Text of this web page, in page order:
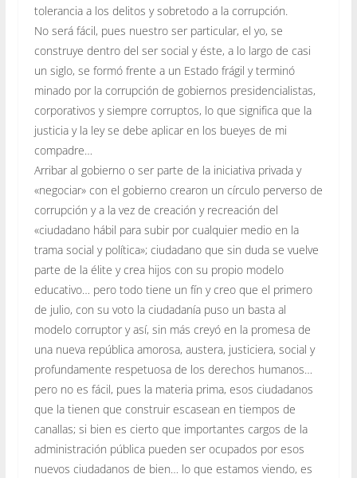
tolerancia a los delitos y sobretodo a la corrupción.
No será fácil, pues nuestro ser particular, el yo, se
construye dentro del ser social y éste, a lo largo de casi
un siglo, se formó frente a un Estado frágil y terminó
minado por la corrupción de gobiernos presidencialistas,
corporativos y siempre corruptos, lo que significa que la
justicia y la ley se debe aplicar en los bueyes de mi
compadre…
Arribar al gobierno o ser parte de la iniciativa privada y
«negociar» con el gobierno crearon un círculo perverso de
corrupción y a la vez de creación y recreación del
«ciudadano hábil para subir por cualquier medio en la
trama social y política»; ciudadano que sin duda se vuelve
parte de la élite y crea hijos con su propio modelo
educativo… pero todo tiene un fín y creo que el primero
de julio, con su voto la ciudadanía puso un basta al
modelo corruptor y así, sin más creyó en la promesa de
una nueva república amorosa, austera, justiciera, social y
profundamente respetuosa de los derechos humanos…
pero no es fácil, pues la materia prima, esos ciudadanos
que la tienen que construir escasean en tiempos de
canallas; si bien es cierto que importantes cargos de la
administración pública pueden ser ocupados por esos
nuevos ciudadanos de bien… lo que estamos viendo, es